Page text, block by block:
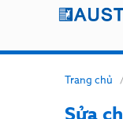
Trang chủ /
Sửa